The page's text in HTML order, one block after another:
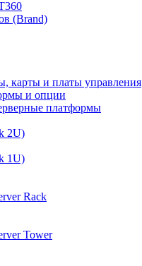
(Brand)
карты и платы управления
и опции
платформы
2U)
1U)
Rack
Tower